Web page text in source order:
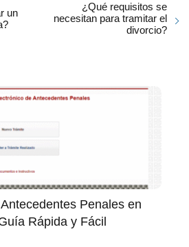
un
¿Qué requisitos se
necesitan para tramitar el
divorcio?
Penales en
Rápida y Fácil